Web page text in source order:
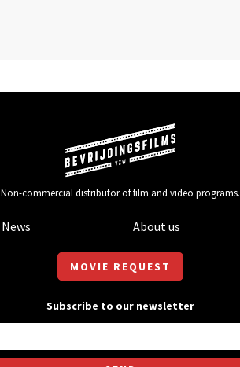
Non-commercial distributor of film and video programs.
News About us
MOVIE REQUEST
Subscribe to our newsletter